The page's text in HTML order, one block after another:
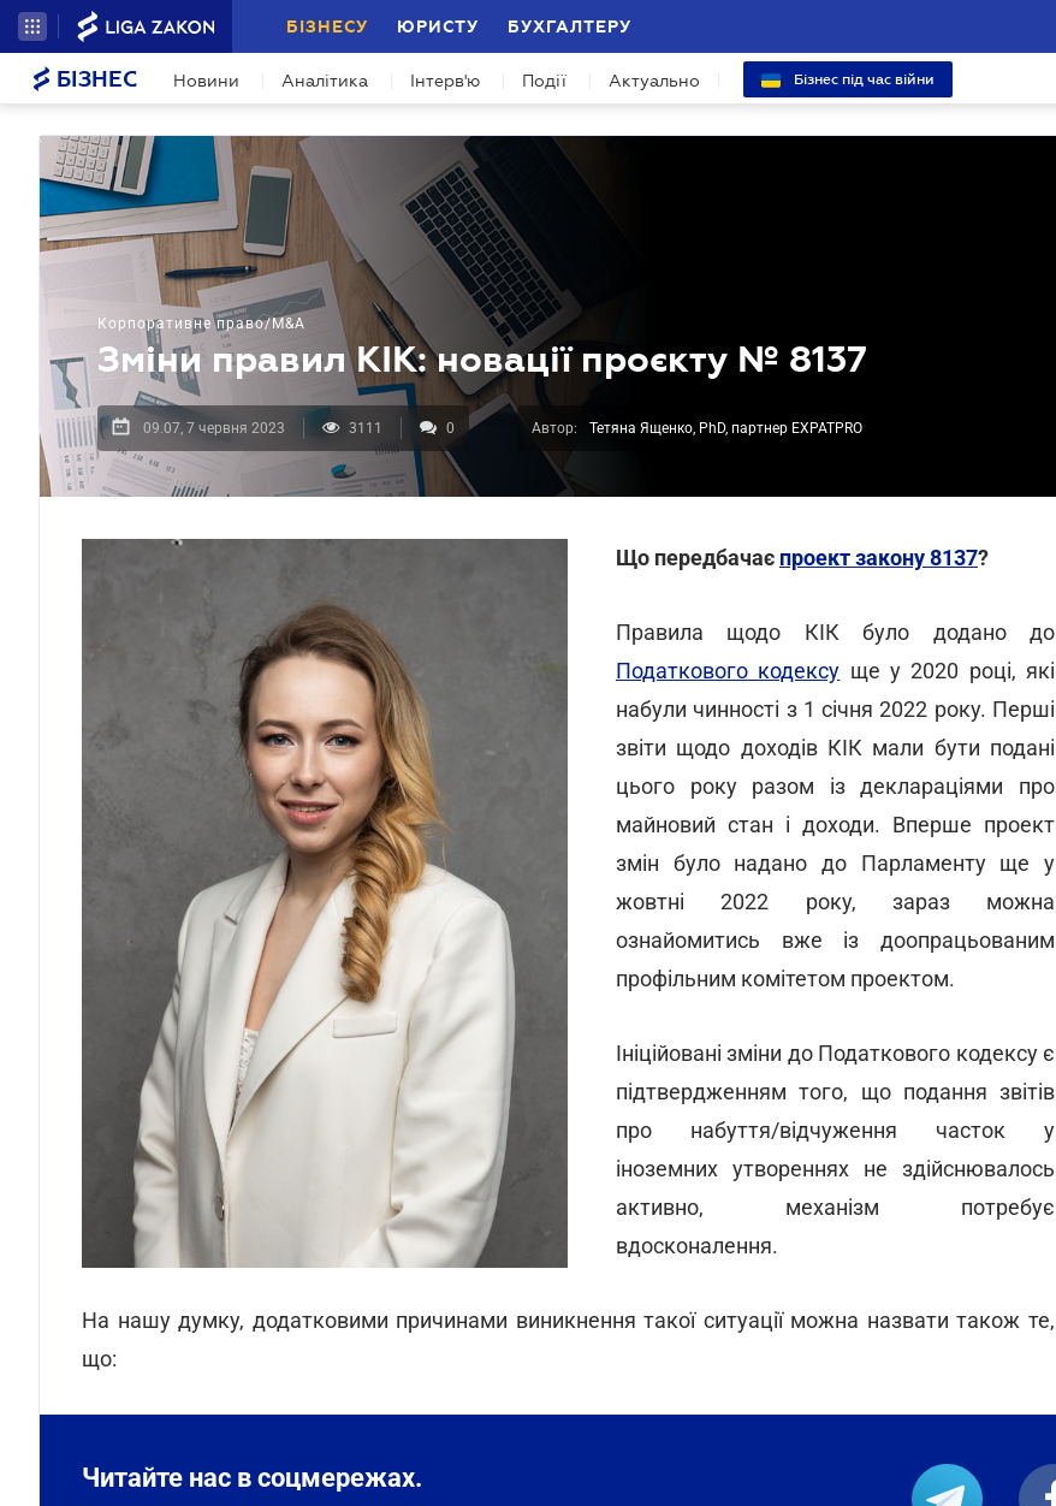
БІЗНЕСУ ЮРИСТУ БУХГАЛТЕРУ
БІЗНЕС Новини Аналітика Інтерв'ю Події Актуально Бізнес під час війни
Корпоративне право/M&A
Зміни правил КІК: новації проєкту № 8137
09.07, 7 червня 2023 3111 0 Автор: Тетяна Ященко, PhD, партнер EXPATPRO
Що передбачає проект закону 8137?
Правила щодо КІК було додано до
Податкового кодексу ще у 2020 році, які
набули чинності з 1 січня 2022 року. Перші
звіти щодо доходів КІК мали бути подані
цього року разом із деклараціями про
майновий стан і доходи. Вперше проект
змін було надано до Парламенту ще у
жовтні 2022 року, зараз можна
ознайомитись вже із доопрацьованим
профільним комітетом проектом.
Ініційовані зміни до Податкового кодексу є
підтвердженням того, що подання звітів
про набуття/відчуження часток у
іноземних утвореннях не здійснювалось
активно, механізм потребує
вдосконалення.
На нашу думку, додатковими причинами виникнення такої ситуації можна назвати також те,
що:
Читайте нас в соцмережах.